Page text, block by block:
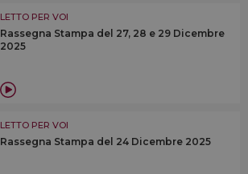
LETTO PER VOI
Rassegna Stampa del 27, 28 e 29 Dicembre
2025
LETTO PER VOI
Rassegna Stampa del 24 Dicembre 2025